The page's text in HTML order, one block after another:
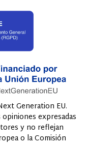
Generation EU.
expresadas
y no reflejan
o la Comisión